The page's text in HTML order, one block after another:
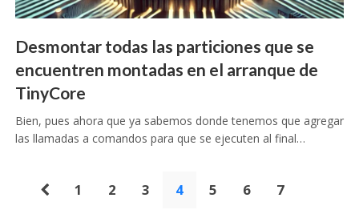
Desmontar todas las particiones que se
encuentren montadas en el arranque de
TinyCore
Bien, pues ahora que ya sabemos donde tenemos que agregar
las llamadas a comandos para que se ejecuten al final…
Paginación
1 2 3 4 5 6 7